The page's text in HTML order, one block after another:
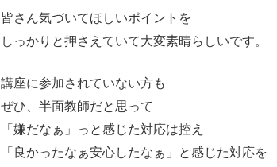
皆さん気づいてほしいポイントを
しっかりと押さえていて大変素晴らしいです。
講座に参加されていない方も
ぜひ、半面教師だと思って
「嫌だなぁ」っと感じた対応は控え
「良かったなぁ安心したなぁ」と感じた対応を